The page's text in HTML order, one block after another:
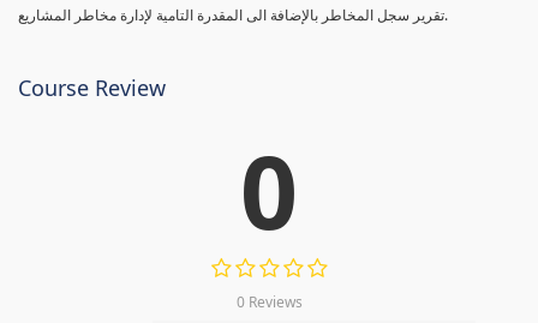
تقرير سجل المخاطر بالإضافة الى المقدرة التامية لإدارة مخاطر المشاريع.
Course Review
0
0 Reviews